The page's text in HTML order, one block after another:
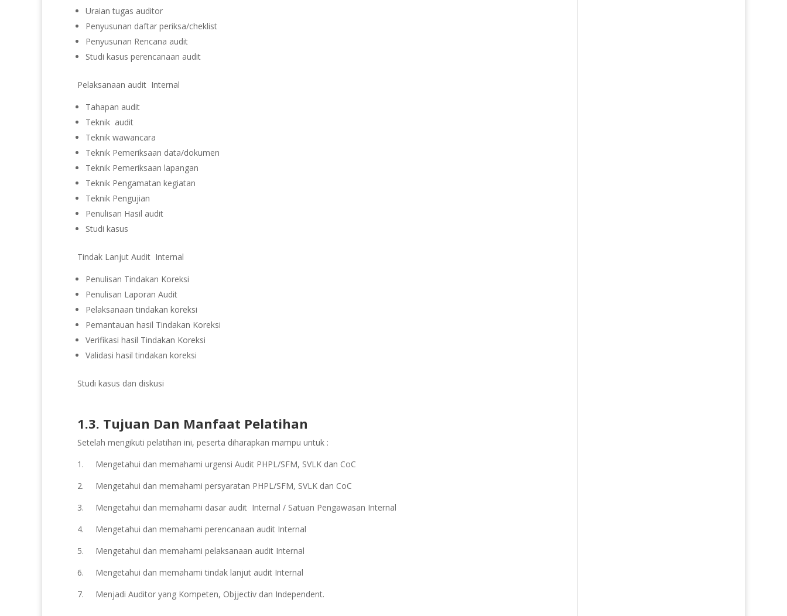
Uraian tugas auditor
Penyusunan daftar periksa/cheklist
Penyusunan Rencana audit
Studi kasus perencanaan audit
Pelaksanaan audit Internal
Tahapan audit
Teknik audit
Teknik wawancara
Teknik Pemeriksaan data/dokumen
Teknik Pemeriksaan lapangan
Teknik Pengamatan kegiatan
Teknik Pengujian
Penulisan Hasil audit
Studi kasus
Tindak Lanjut Audit Internal
Penulisan Tindakan Koreksi
Penulisan Laporan Audit
Pelaksanaan tindakan koreksi
Pemantauan hasil Tindakan Koreksi
Verifikasi hasil Tindakan Koreksi
Validasi hasil tindakan koreksi
Studi kasus dan diskusi
1.3. Tujuan Dan Manfaat Pelatihan
Setelah mengikuti pelatihan ini, peserta diharapkan mampu untuk :
1. Mengetahui dan memahami urgensi Audit PHPL/SFM, SVLK dan CoC
2. Mengetahui dan memahami persyaratan PHPL/SFM, SVLK dan CoC
3. Mengetahui dan memahami dasar audit Internal / Satuan Pengawasan Internal
4. Mengetahui dan memahami perencanaan audit Internal
5. Mengetahui dan memahami pelaksanaan audit Internal
6. Mengetahui dan memahami tindak lanjut audit Internal
7. Menjadi Auditor yang Kompeten, Objjectiv dan Independent.